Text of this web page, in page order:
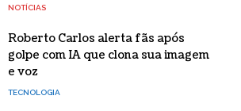
NOTÍCIAS
Roberto Carlos alerta fãs após
golpe com IA que clona sua imagem
e voz
TECNOLOGIA